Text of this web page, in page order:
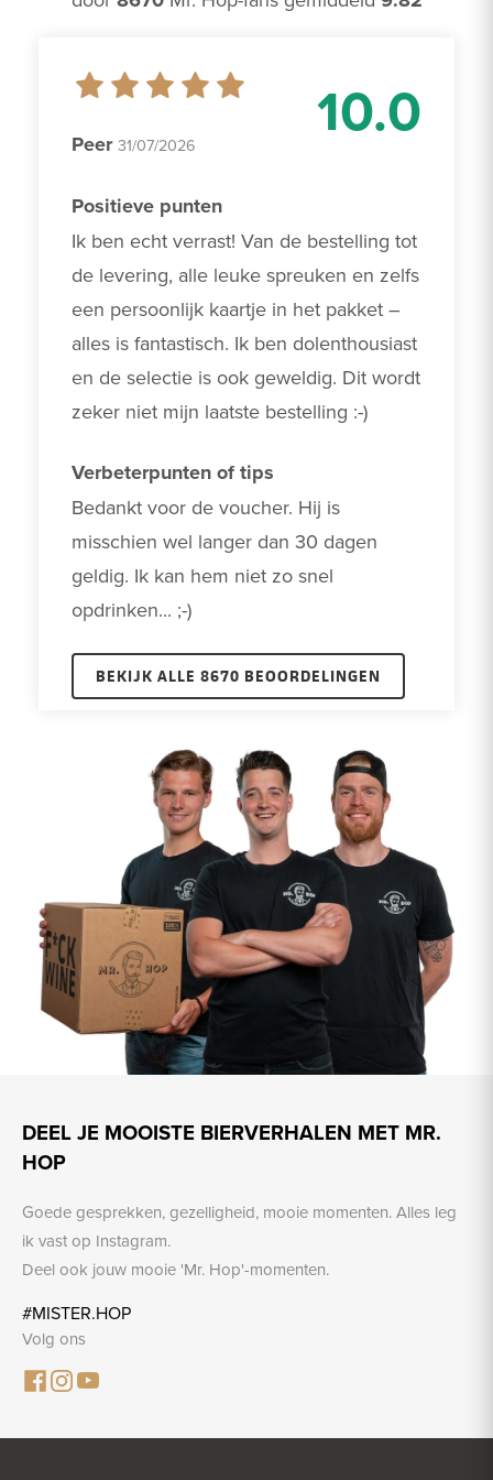
10.0
Peer 31/07/2026
Positieve punten
Ik ben echt verrast! Van de bestelling tot
de levering, alle leuke spreuken en zelfs
een persoonlijk kaartje in het pakket –
alles is fantastisch. Ik ben dolenthousiast
en de selectie is ook geweldig. Dit wordt
zeker niet mijn laatste bestelling :-)
Verbeterpunten of tips
Bedankt voor de voucher. Hij is
misschien wel langer dan 30 dagen
geldig. Ik kan hem niet zo snel
opdrinken... ;-)
BEKIJK ALLE 8670 BEOORDELINGEN
DEEL JE MOOISTE BIERVERHALEN MET MR.
HOP
Goede gesprekken, gezelligheid, mooie momenten. Alles leg
ik vast op Instagram.
Deel ook jouw mooie 'Mr. Hop'-momenten.
#MISTER.HOP
Volg ons